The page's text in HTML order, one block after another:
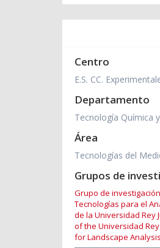
Centro
E.S. CC.
Departamento
Tecnología Química
Área
Tecnologías del
Grupos de
Grupo de
Tecnologías para el
de la Universidad Rey
of the Universidad
for Landscape